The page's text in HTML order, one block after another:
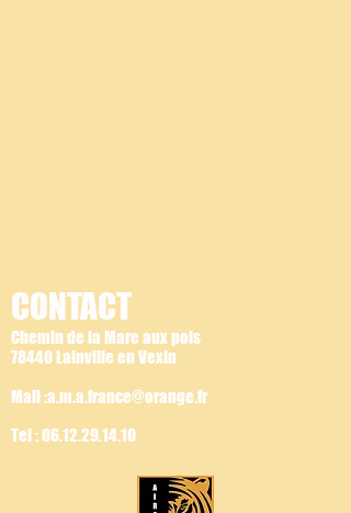
CONTACT
Chemin de la Mare aux pois
78440 Lainville en Vexin
Mail :a.m.a.france@orange.fr
Tel :06.12.29.14.10